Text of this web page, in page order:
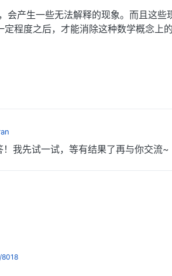
会产生一些无法解释的现象。而且这些
程度之后，才能消除这种数学概念上
我先试一试，等有结果了再与你交流~